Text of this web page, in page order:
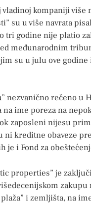
vladinoj kompaniji više
su u više navrata
tri godine nije platio
međunarodnim
su u julu ove godine
nezvanično rečeno u
na ime poreza na
zaposleni nijesu
ni kreditne obaveze
je i Fond za
properties” je
zakupu
i zemljišta, na